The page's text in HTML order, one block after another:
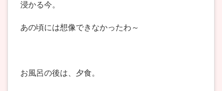
浸かる今。
あの頃には想像できなかったわ～
お風呂の後は、夕食。